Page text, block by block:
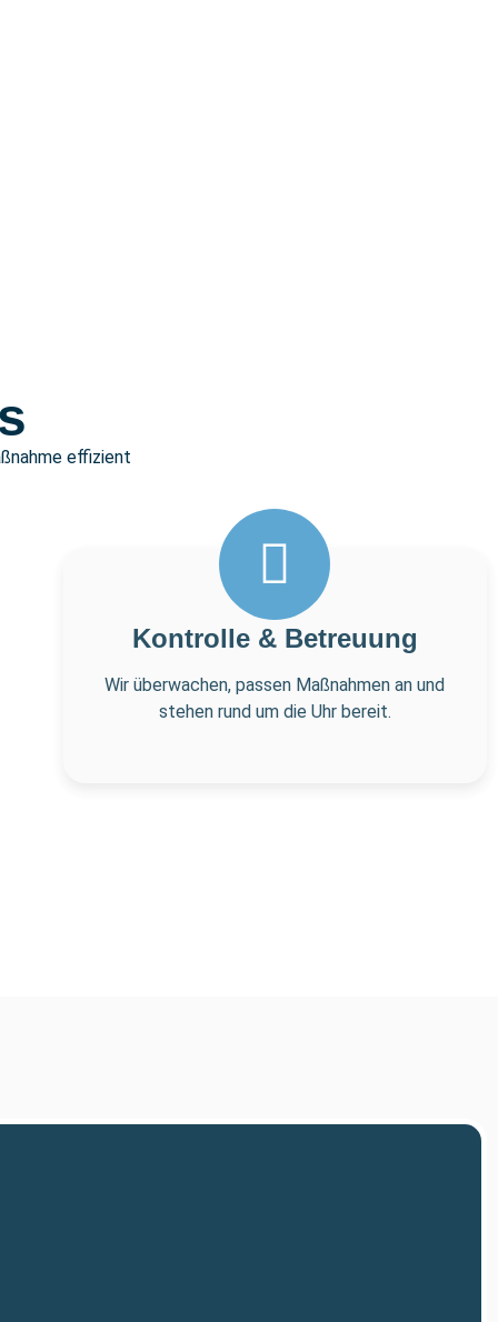
effizient
Kontrolle & Betreuung
Wir überwachen, passen Maßnahmen an und
stehen rund um die Uhr bereit.